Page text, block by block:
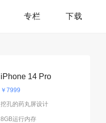
专栏 下载
iPhone 14 Pro
￥7999
挖孔的药丸屏设计
8GB运行内存